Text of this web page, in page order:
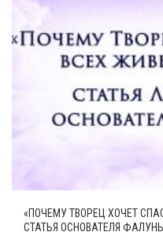
«ПОЧЕМУ ТВОРЕЦ ХОЧЕТ
СТАТЬЯ ОСНОВАТЕЛЯ